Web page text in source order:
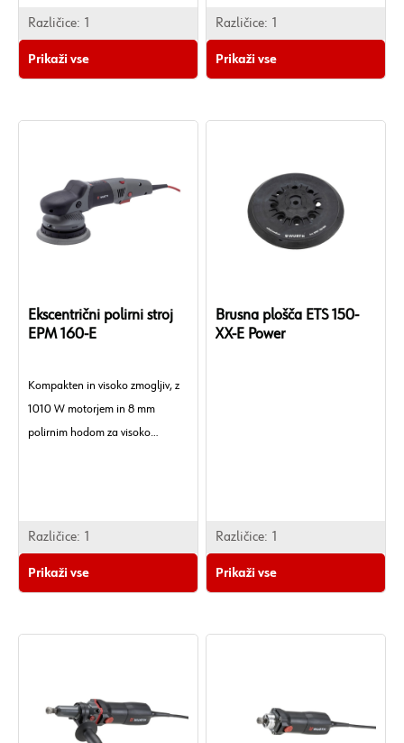
Različice: 1
Prikaži vse
Različice: 1
Prikaži vse
Ekscentrični polirni stroj
EPM 160-E
Kompakten in visoko zmogljiv, z
1010 W motorjem in 8 mm
polirnim hodom za visoko
Različice: 1
Prikaži vse
Brusna plošča ETS 150-
XX-E Power
Različice: 1
Prikaži vse